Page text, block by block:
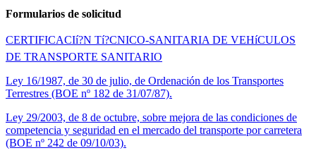
Formularios de solicitud
CERTIFICACIí?N Tí?CNICO-SANITARIA DE VEHíCULOS
DE TRANSPORTE SANITARIO
Ley 16/1987, de 30 de julio, de Ordenación de los Transportes
Terrestres (BOE nº 182 de 31/07/87).
Ley 29/2003, de 8 de octubre, sobre mejora de las condiciones de
competencia y seguridad en el mercado del transporte por carretera
(BOE nº 242 de 09/10/03).